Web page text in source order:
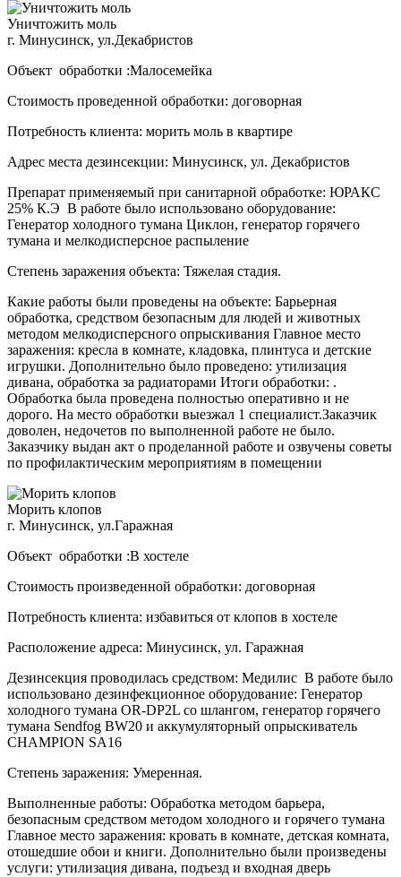
Уничтожить моль
г. Минусинск, ул.Декабристов
Объект обработки :Малосемейка
Стоимость проведенной обработки: договорная
Потребность клиента: морить моль в квартире
Адрес места дезинсекции: Минусинск, ул. Декабристов
Препарат применяемый при санитарной обработке: ЮРАКС
25% К.Э В работе было использовано оборудование:
Генератор холодного тумана Циклон, генератор горячего
тумана и мелкодисперсное распыление
Степень заражения объекта: Тяжелая стадия.
Какие работы были проведены на объекте: Барьерная
обработка, средством безопасным для людей и животных
методом мелкодисперсного опрыскивания Главное место
заражения: кресла в комнате, кладовка, плинтуса и детские
игрушки. Дополнительно было проведено: утилизация
дивана, обработка за радиаторами Итоги обработки: .
Обработка была проведена полностью оперативно и не
дорого. На место обработки выезжал 1 специалист.Заказчик
доволен, недочетов по выполненной работе не было.
Заказчику выдан акт о проделанной работе и озвучены советы
по профилактическим мероприятиям в помещении
Морить клопов
г. Минусинск, ул.Гаражная
Объект обработки :В хостеле
Стоимость произведенной обработки: договорная
Потребность клиента: избавиться от клопов в хостеле
Расположение адреса: Минусинск, ул. Гаражная
Дезинсекция проводилась средством: Медилис В работе было
использовано дезинфекционное оборудование: Генератор
холодного тумана OR-DP2L со шлангом, генератор горячего
тумана Sendfog BW20 и аккумуляторный опрыскиватель
CHAMPION SA16
Степень заражения: Умеренная.
Выполненные работы: Обработка методом барьера,
безопасным средством методом холодного и горячего тумана
Главное место заражения: кровать в комнате, детская комната,
отошедшие обои и книги. Дополнительно были произведены
услуги: утилизация дивана, подъезд и входная дверь